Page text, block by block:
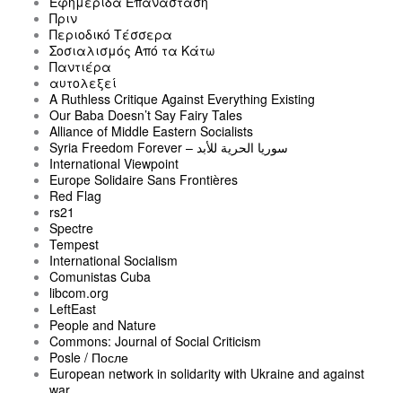
Πριν
Περιοδικό Τέσσερα
Σοσιαλισμός Από τα Κάτω
Παντιέρα
αυτολεξεί
A Ruthless Critique Against Everything Existing
Our Baba Doesn’t Say Fairy Tales
Alliance of Middle Eastern Socialists
Syria Freedom Forever – سوريا الحرية للأبد
International Viewpoint
Europe Solidaire Sans Frontières
Red Flag
rs21
Spectre
Tempest
International Socialism
Comunistas Cuba
libcom.org
LeftEast
People and Nature
Commons: Journal of Social Criticism
Posle / После
European network in solidarity with Ukraine and against
war